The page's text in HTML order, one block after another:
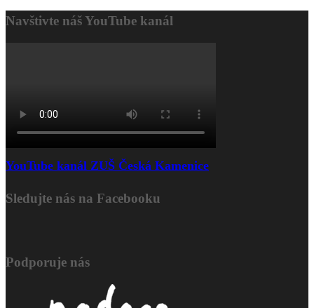
Navštivte náš YouTube kanál
YouTube kanál ZUŠ Česká Kamenice
Sledujte nás na Facebooku
Podporuje nás